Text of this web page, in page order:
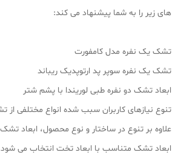
های زیر را به شما پیشنهاد می کند:
تشک یک نفره مدل کامفورت
تشک یک نفره سوپر پد ارتوپدیک ریباند
ابعاد تشک دو نفره طبی لوریندا با پشم شتر
تنوع نیازهای کاربران سبب شده انواع مختلفی از
علاوه بر تنوع در ساختار و نوع محصول، ابعاد
ابعاد تشک متناسب با ابعاد تخت انتخاب می